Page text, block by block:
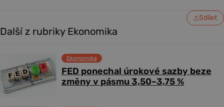
Sdílet
Další z rubriky Ekonomika
FED ponechal úrokové sazby beze
změny v pásmu 3,50–3,75 %
Ekonomika